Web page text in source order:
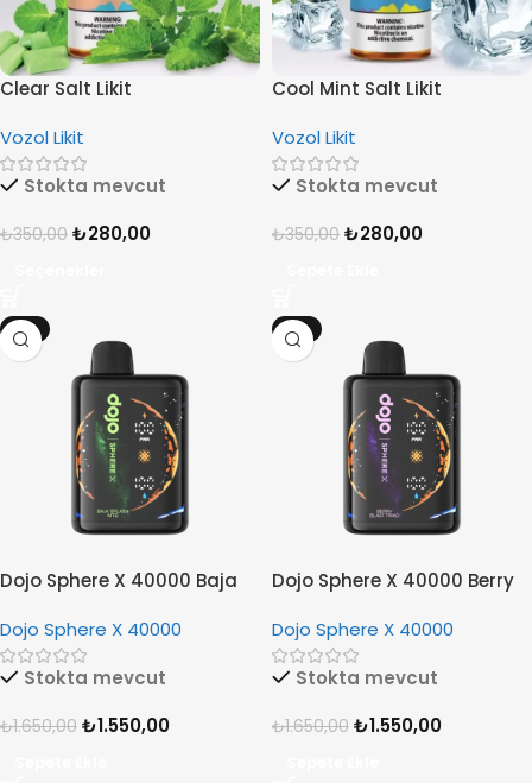
Clear Salt Likit
Vozol Likit
Stokta mevcut
₺350,00 ₺280,00
Cool Mint Salt Likit
Vozol Likit
Stokta mevcut
₺350,00 ₺280,00
-6%
Dojo Sphere X 40000 Baja
Dojo Sphere X 40000
Stokta mevcut
₺1.650,00 ₺1.550,00
-6%
Dojo Sphere X 40000 Berry
Dojo Sphere X 40000
Stokta mevcut
₺1.650,00 ₺1.550,00